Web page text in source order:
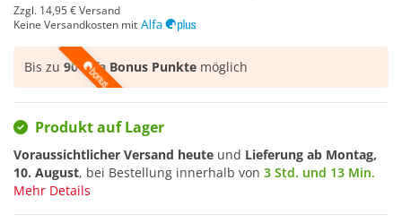
Zzgl. 14,95 €Versand
Keine Versandkosten mit
Bis zu 90 Alfa Bonus Punkte möglich
Produkt auf Lager
Voraussichtlicher Versand heute und Lieferung ab Montag,
10. August, bei Bestellung innerhalb von 3 Std. und 13 Min.
Mehr Details